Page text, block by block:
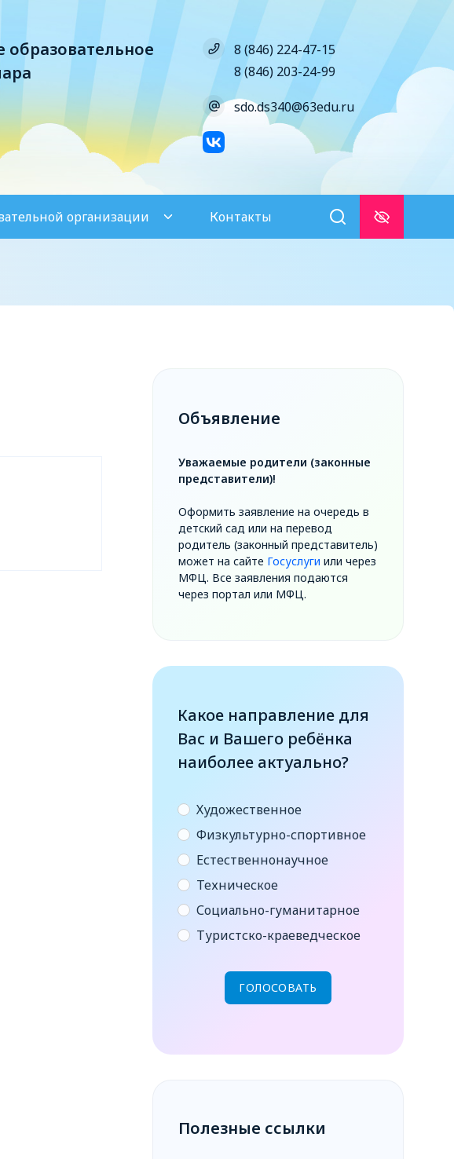
8 (846) 224-47-15
8 (846) 203-24-99
sdo.ds340@63edu.ru
организации Контакты
Объявление
Уважаемые родители (законные
представители)!
Оформить заявление на очередь в
детский сад или на перевод
родитель (законный представитель)
может на сайте Госуслуги или через
МФЦ. Все заявления подаются
через портал или МФЦ.
Какое направление для
Вас и Вашего ребёнка
наиболее актуально?
Художественное
Физкультурно-спортивное
Естественнонаучное
Техническое
Социально-гуманитарное
Туристско-краеведческое
Полезные ссылки